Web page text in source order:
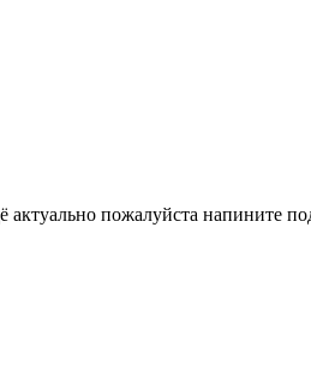
пожалуйста напините